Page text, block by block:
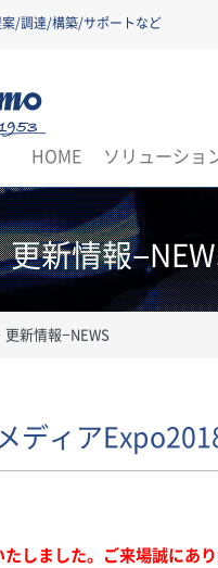
/調達/構築/サポートなど
HOME ソリューショ
新情報
新情報−NEWS
ディア
しました。ご来場誠にあ